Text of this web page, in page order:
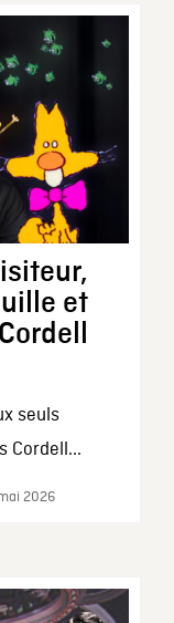
et
seuls
Cordell...
2026